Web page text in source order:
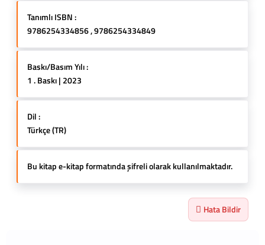
Tanımlı ISBN :
9786254334856 , 9786254334849
Baskı/Basım Yılı :
1 . Baskı | 2023
Dil :
Türkçe (TR)
Bu kitap e-kitap formatında şifreli olarak kullanılmaktadır.
Hata Bildir